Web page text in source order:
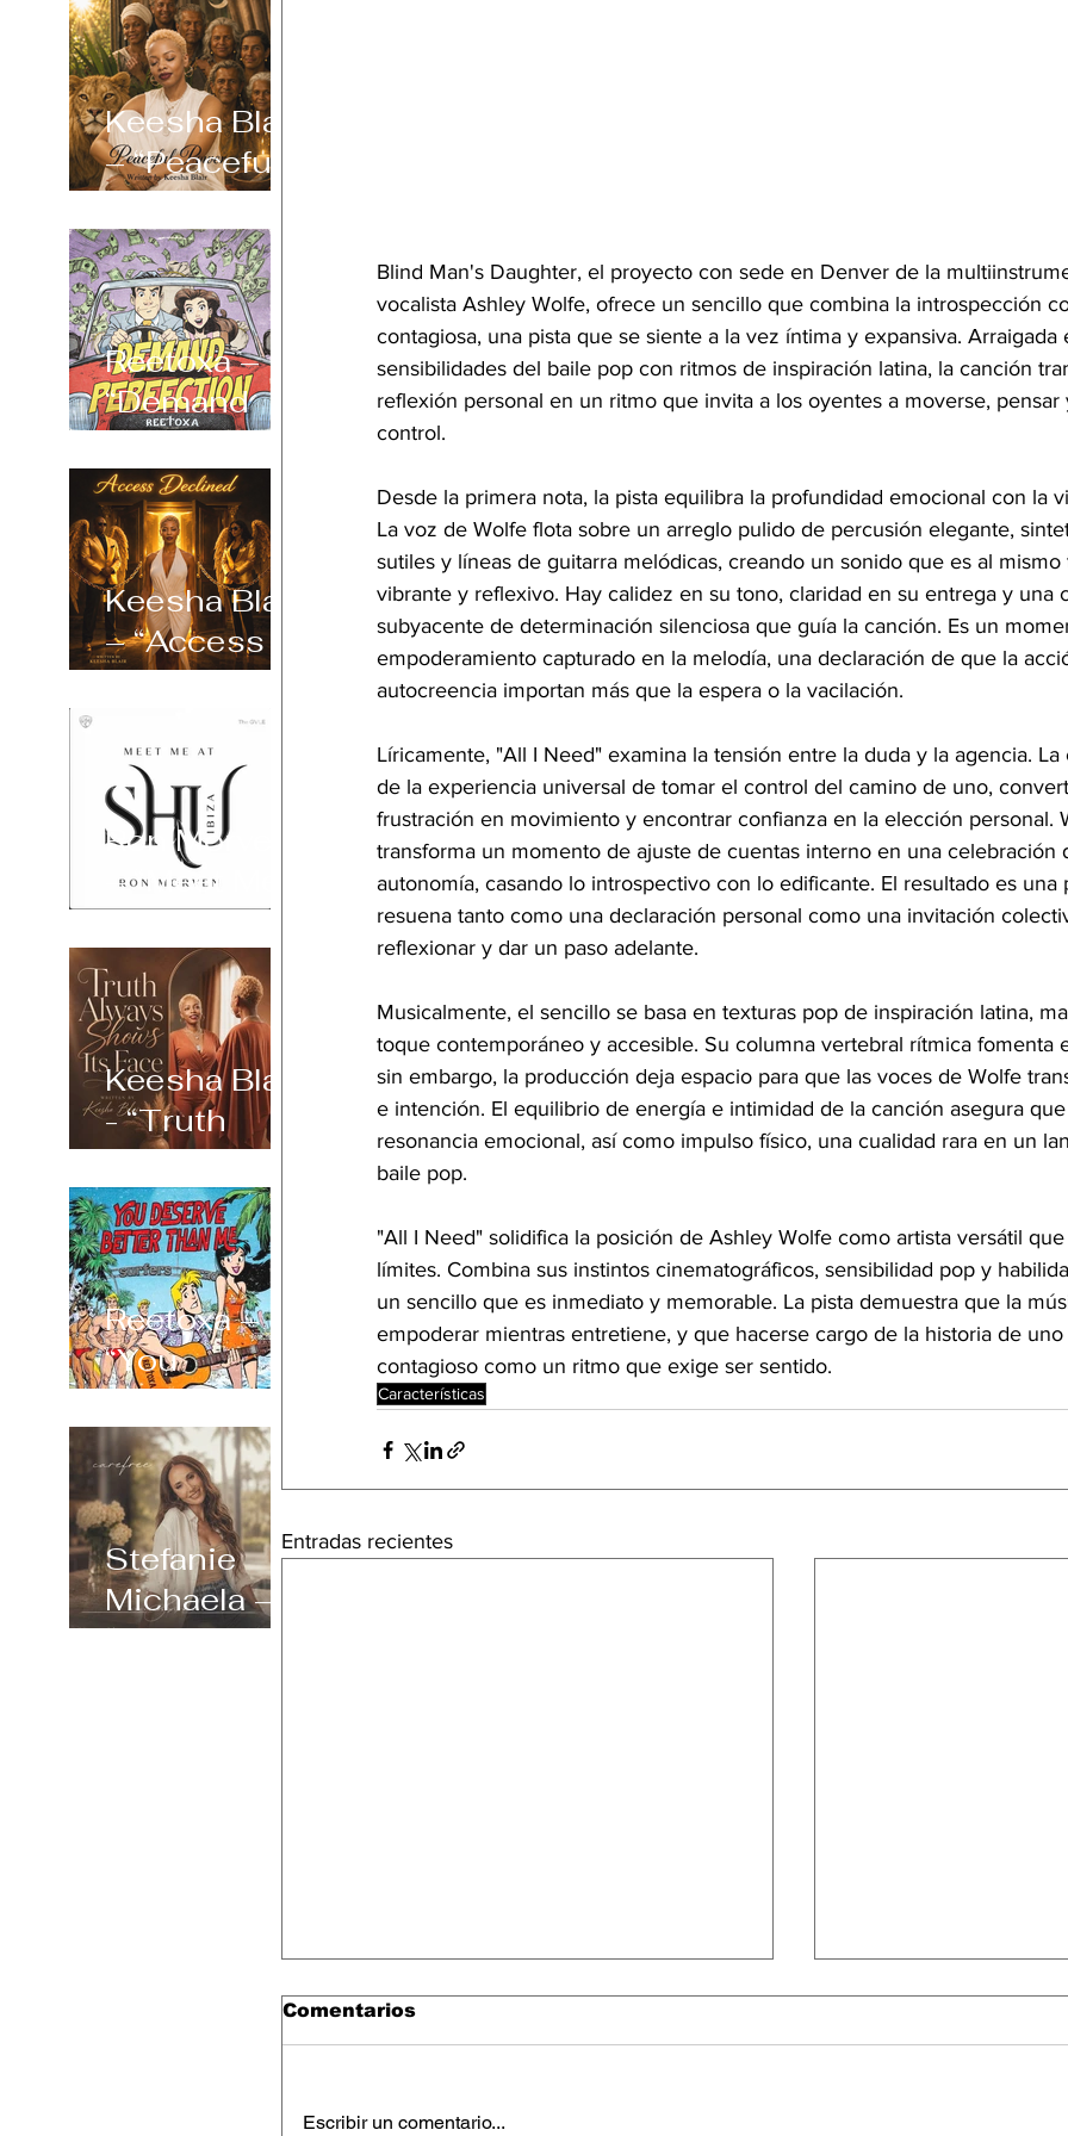
Keesha Blair
– “Peaceful
Power”
Reetoxa –
“Demand
Perfection”
Keesha Blair
– “Access
Declined”
Ron Morven
– “Meet Me
at Shu Ibiza”
Keesha Blair
- “Truth
Always
Shows Its
Face”
Reetoxa –
“You
Deserve
Better Than
Me”
Stefanie
Michaela –
“Carefree”
Blind Man's Daughter, el proyecto con sede en Denver de la
vocalista Ashley Wolfe, ofrece un sencillo que combina la introspección
contagiosa, una pista que se siente a la vez íntima y expansiva. Arraigada
sensibilidades del baile pop con ritmos de inspiración latina, la canción
reflexión personal en un ritmo que invita a los oyentes a moverse, pensar
control.
Desde la primera nota, la pista equilibra la profundidad emocional con la
La voz de Wolfe flota sobre un arreglo pulido de percusión elegante,
sutiles y líneas de guitarra melódicas, creando un sonido que es al mismo
vibrante y reflexivo. Hay calidez en su tono, claridad en su entrega y una
subyacente de determinación silenciosa que guía la canción. Es un
empoderamiento capturado en la melodía, una declaración de que la
autocreencia importan más que la espera o la vacilación.
Líricamente, "All I Need" examina la tensión entre la duda y la agencia. La
de la experiencia universal de tomar el control del camino de uno,
frustración en movimiento y encontrar confianza en la elección personal.
transforma un momento de ajuste de cuentas interno en una celebración
autonomía, casando lo introspectivo con lo edificante. El resultado es una
resuena tanto como una declaración personal como una invitación
reflexionar y dar un paso adelante.
Musicalmente, el sencillo se basa en texturas pop de inspiración latina,
toque contemporáneo y accesible. Su columna vertebral rítmica fomenta
sin embargo, la producción deja espacio para que las voces de Wolfe
e intención. El equilibrio de energía e intimidad de la canción asegura
resonancia emocional, así como impulso físico, una cualidad rara en un
baile pop.
"All I Need" solidifica la posición de Ashley Wolfe como artista versátil
límites. Combina sus instintos cinematográficos, sensibilidad pop y
un sencillo que es inmediato y memorable. La pista demuestra que la
empoderar mientras entretiene, y que hacerse cargo de la historia de
contagioso como un ritmo que exige ser sentido.
Características
Entradas recientes
Comentarios
Escribir un comentario...